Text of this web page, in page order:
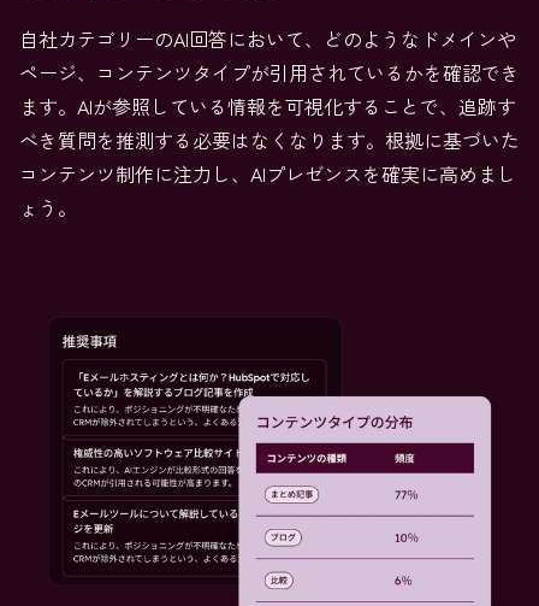
自社カテゴリーのAI回答において、どのようなドメインや
ページ、コンテンツタイプが引用されているかを確認でき
ます。AIが参照している情報を可視化することで、追跡す
べき質問を推測する必要はなくなります。根拠に基づいた
コンテンツ制作に注力し、AIプレゼンスを確実に高めまし
ょう。